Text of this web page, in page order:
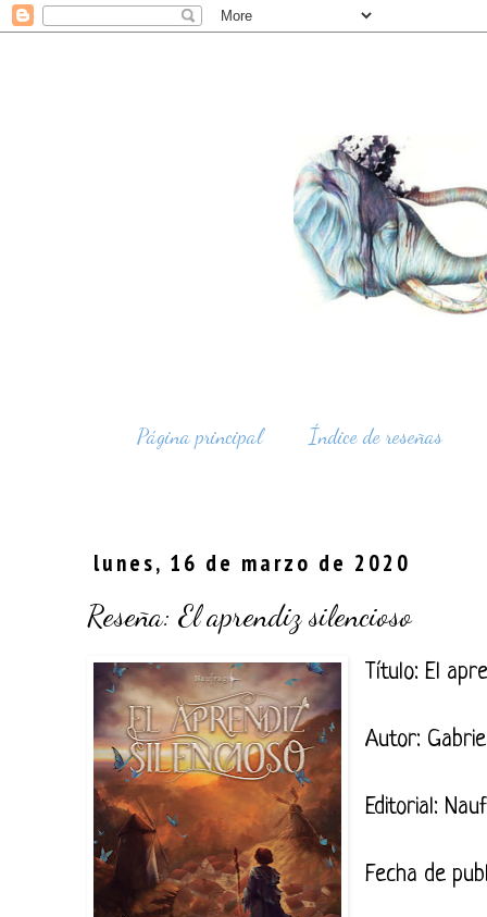
Página principal Índice de reseñas
lunes, 16 de marzo de 2020
Reseña: El aprendiz silencioso
Título: El
Autor:
Editorial:
Fecha de